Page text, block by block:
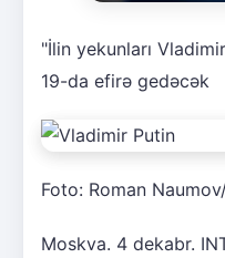
"İlin yekunları
19-da efirə gedəcək
Foto: Roman
Moskva. 4 dekabr.